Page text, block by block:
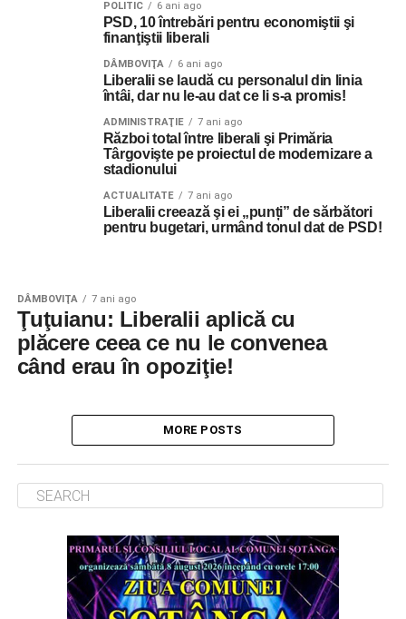
POLITIC 6 ani ago
PSD, 10 întrebări pentru economiştii şi
finanţiştii liberali
DÂMBOVIŢA 6 ani ago
Liberalii se laudă cu personalul din linia
întâi, dar nu le-au dat ce li s-a promis!
ADMINISTRAŢIE 7 ani ago
Război total între liberali şi Primăria
Târgovişte pe proiectul de modernizare a
stadionului
ACTUALITATE 7 ani ago
Liberalii creează şi ei „punți” de sărbători
pentru bugetari, urmând tonul dat de PSD!
DÂMBOVIŢA 7 ani ago
Ţuţuianu: Liberalii aplică cu
plăcere ceea ce nu le convenea
când erau în opoziţie!
MORE POSTS